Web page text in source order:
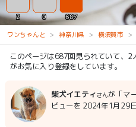
2 0 687
ワンちゃんと 神奈川県 横須賀市
このページは687回見られていて、
がお気に入り登録をしています。
柴犬イエティさんが「マ
ビューを 2024年1月29